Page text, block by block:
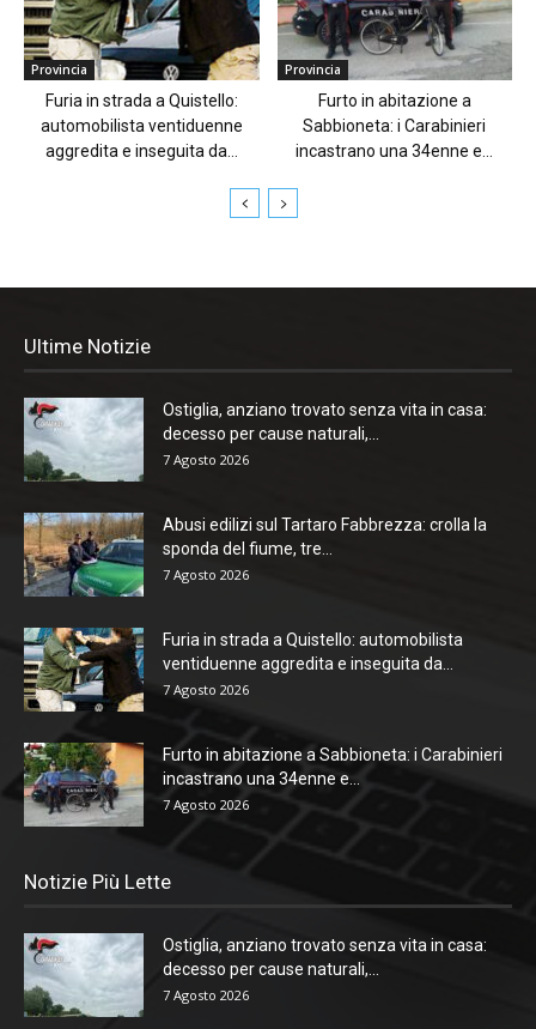
Provincia
Furia in strada a Quistello:
automobilista ventiduenne
aggredita e inseguita da...
Provincia
Furto in abitazione a
Sabbioneta: i Carabinieri
incastrano una 34enne e...
Ultime Notizie
Ostiglia, anziano trovato senza vita in casa:
decesso per cause naturali,...
7 Agosto 2026
Abusi edilizi sul Tartaro Fabbrezza: crolla la
sponda del fiume, tre...
7 Agosto 2026
Furia in strada a Quistello: automobilista
ventiduenne aggredita e inseguita da...
7 Agosto 2026
Furto in abitazione a Sabbioneta: i Carabinieri
incastrano una 34enne e...
7 Agosto 2026
Notizie Più Lette
Ostiglia, anziano trovato senza vita in casa:
decesso per cause naturali,...
7 Agosto 2026